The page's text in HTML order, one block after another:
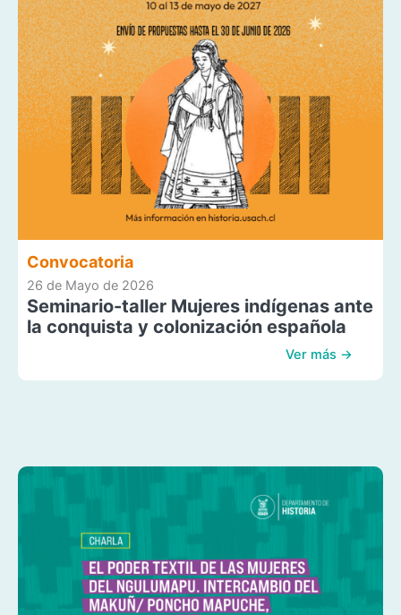
Convocatoria
26 de Mayo de 2026
Seminario-taller Mujeres indígenas ante
la conquista y colonización española
Ver más →